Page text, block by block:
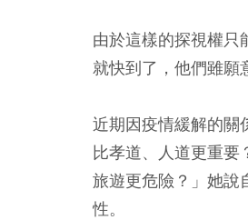
由於這樣的探視權只
就快到了，他們雖願
近期因疫情緩解的關
比孝道、人道更重要
旅遊更危險？」她說
性。